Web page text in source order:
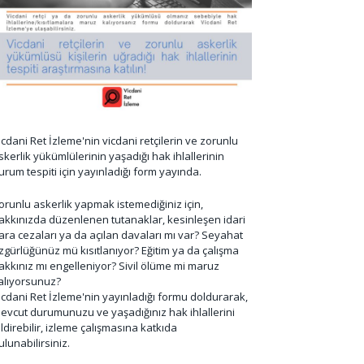
Ret İzleme'nin vicdani retçilerin ve zorunlu
yükümlülerinin yaşadığı hak ihlallerinin
tespiti için yayınladığı form yayında.
askerlik yapmak istemediğiniz için,
düzenlenen tutanaklar, kesinleşen idari
cezaları ya da açılan davaları mı var? Seyahat
mü kısıtlanıyor? Eğitim ya da çalışma
mı engelleniyor? Sivil ölüme mi maruz
Ret İzleme'nin yayınladığı formu doldurarak,
durumunuzu ve yaşadığınız hak ihlallerini
izleme çalışmasına katkıda